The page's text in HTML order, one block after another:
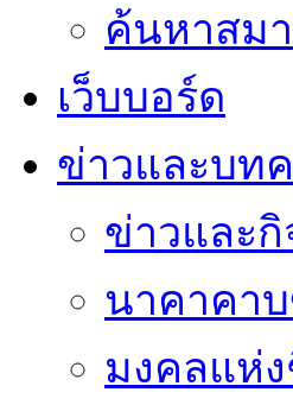
ค้นหาสม
เว็บบอร์ด
ข่าวและบท
ข่าวและ
นาคาคา
มงคลแห่